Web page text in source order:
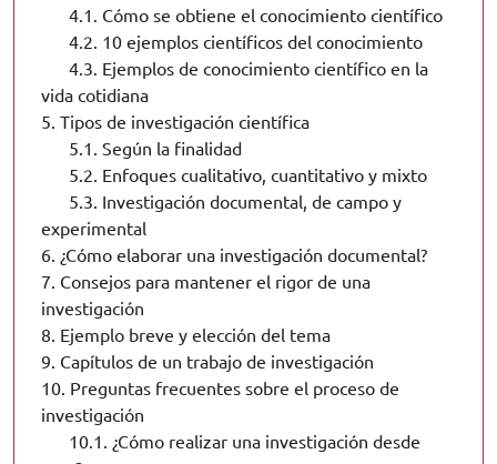
4.1. Cómo se obtiene el conocimiento científico
4.2. 10 ejemplos científicos del conocimiento
4.3. Ejemplos de conocimiento científico en la
vida cotidiana
5. Tipos de investigación científica
5.1. Según la finalidad
5.2. Enfoques cualitativo, cuantitativo y mixto
5.3. Investigación documental, de campo y
experimental
6. ¿Cómo elaborar una investigación documental?
7. Consejos para mantener el rigor de una
investigación
8. Ejemplo breve y elección del tema
9. Capítulos de un trabajo de investigación
10. Preguntas frecuentes sobre el proceso de
investigación
10.1. ¿Cómo realizar una investigación desde